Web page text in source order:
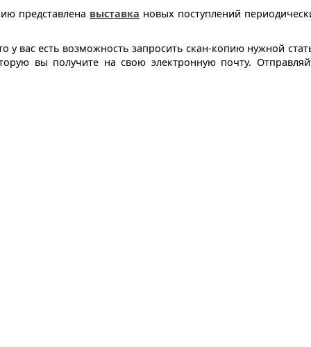
представлена выставка новых поступлений
у вас есть возможность запросить скан-копию нужной
вы получите на свою электронную почту.